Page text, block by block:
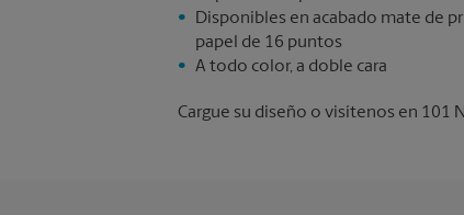
Disponibles en acabado mate de
papel de 16 puntos
A todo color, a doble cara
Cargue su diseño o visítenos en 101